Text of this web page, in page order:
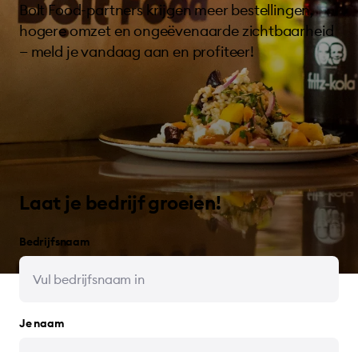
Bolt Food-partners krijgen meer bestellingen,
hogere omzet en ongeëvenaarde zichtbaarheid
— meld je vandaag aan en profiteer!
Laat je bedrijf groeien!
Bedrijfsnaam
Je naam